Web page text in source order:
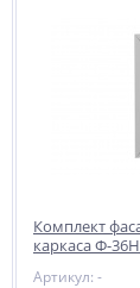
Комплект
каркаса Ф-
916*346*16
Артикул: -